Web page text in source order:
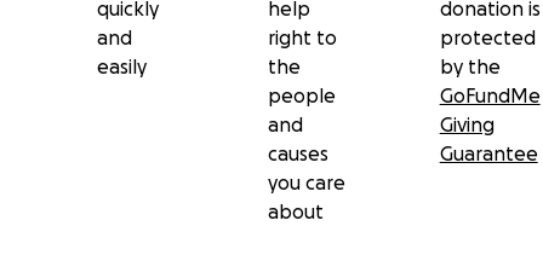
quickly
and
easily
help
right to
the
people
and
causes
you care
about
donation is
protected
by the
GoFundMe
Giving
Guarantee